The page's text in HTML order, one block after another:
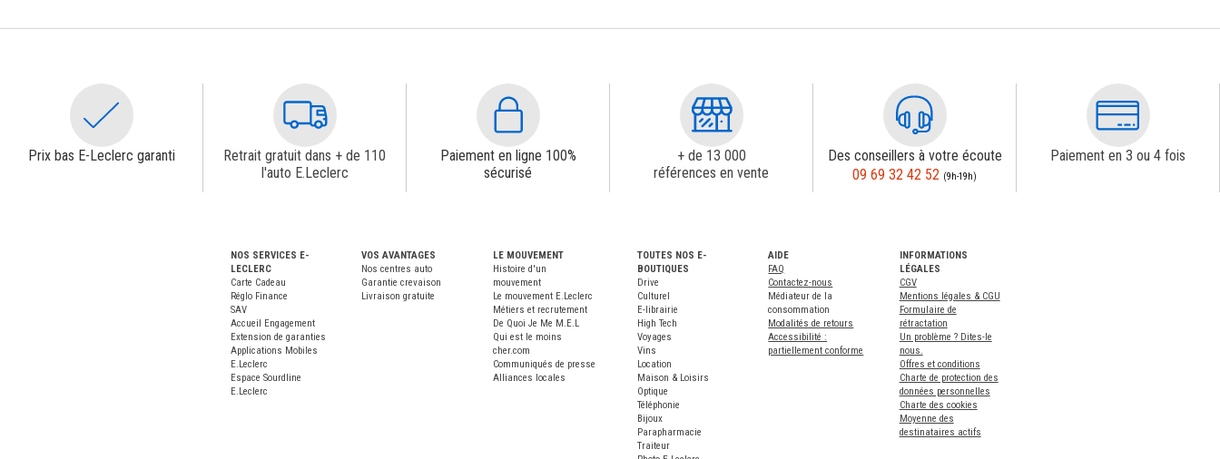
Prix bas E-Leclerc garanti
Retrait gratuit dans + de 110
l'auto E.Leclerc
Paiement en ligne 100%
sécurisé
+ de 13 000
références en vente
Des conseillers à votre écoute
09 69 32 42 52 (9h-19h)
Paiement en 3 ou 4 fois
NOS SERVICES E-
LECLERC
Carte Cadeau
Réglo Finance
SAV
Accueil Engagement
Extension de garanties
Applications Mobiles
E.Leclerc
Espace Sourdline
E.Leclerc
VOS AVANTAGES
Nos centres auto
Garantie crevaison
Livraison gratuite
LE MOUVEMENT
Histoire d'un
mouvement
Le mouvement E.Leclerc
Métiers et recrutement
De Quoi Je Me M.E.L
Qui est le moins
cher.com
Communiqués de presse
Alliances locales
TOUTES NOS E-
BOUTIQUES
Drive
Culturel
E-librairie
High Tech
Voyages
Vins
Location
Maison & Loisirs
Optique
Téléphonie
Bijoux
Parapharmacie
Traiteur
AIDE
FAQ
Contactez-nous
Médiateur de la
consommation
Modalités de retours
Accessibilité :
partiellement conforme
INFORMATIONS
LÉGALES
CGV
Mentions légales & CGU
Formulaire de
rétractation
Un problème ? Dites-le
nous.
Offres et conditions
Charte de protection des
données personnelles
Charte des cookies
Moyenne des
destinataires actifs